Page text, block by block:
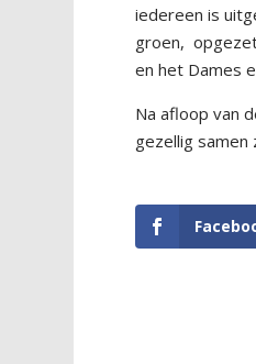
iedereen is
groen,
en het Dames
Na afloop van
gezellig samen